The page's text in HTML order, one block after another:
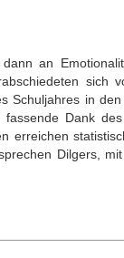
an
sich
Schuljahres in
Dank
erreichen
Dilgers,